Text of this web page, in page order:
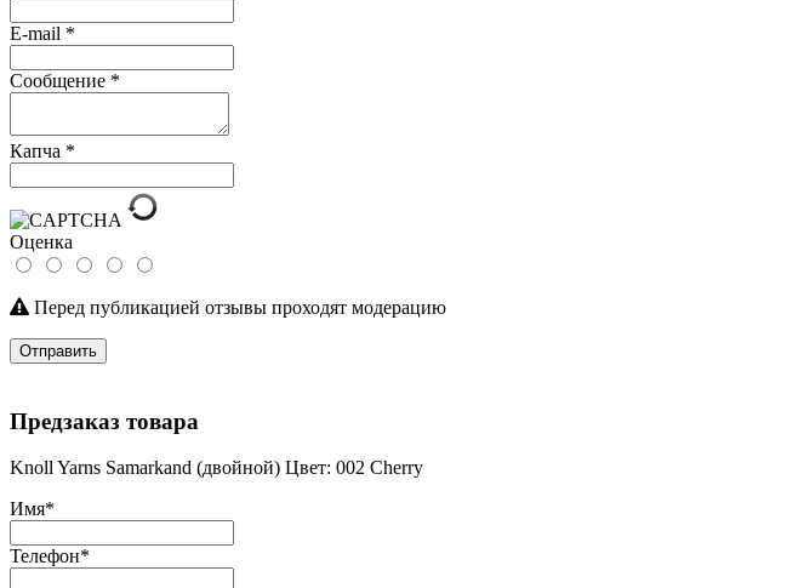
E-mail *
Сообщение *
Капча *
Оценка
Перед публикацией отзывы проходят модерацию
Отправить
Предзаказ товара
Knoll Yarns Samarkand (двойной) Цвет: 002 Cherry
Имя*
Телефон*